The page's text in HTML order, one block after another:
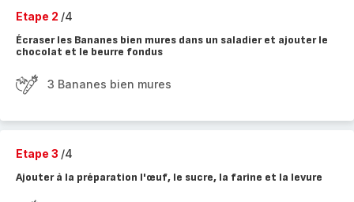
Etape 2 /4
Écraser les Bananes bien mures dans un saladier et ajouter le
chocolat et le beurre fondus
3 Bananes bien mures
Etape 3 /4
Ajouter à la préparation l'œuf, le sucre, la farine et la levure